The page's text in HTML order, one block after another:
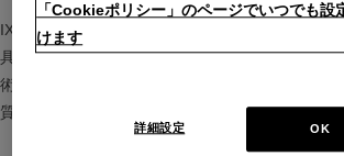
IXC（イクスシー）は、”Emotional Minimalism”を
具ブランド。ヨーロッパの家具文化と日本の美
術を活かした持続可能で洗練されたインテリアを
質な暮らしを届けます。
「Cookieポリシー」のページでいつでも設
けます
OK
詳細設定